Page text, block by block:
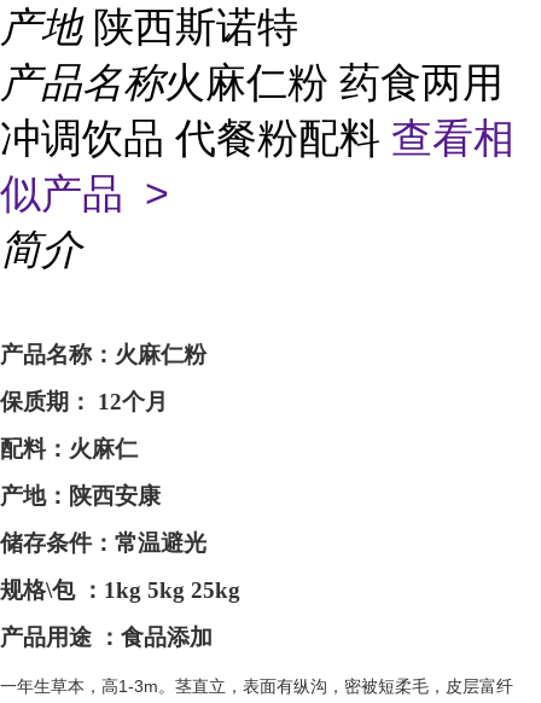
产地 陕西斯诺特
产品名称火麻仁粉 药食两用
冲调饮品 代餐粉配料 查看相
似产品 >
简介
产品名称：火麻仁粉
保质期：
12个月
配料：火麻仁
产地： 陕西安康
储存条件：常温避光
规格\包 ：1kg 5kg 25kg
产品用途
：食品添加
一年生草本，高1-3m。茎直立，表面有纵沟，密被短柔毛，皮层富纤